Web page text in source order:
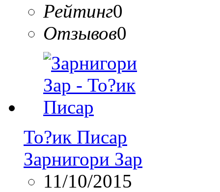
Рейтинг0
Отзывов0
То?ик Писар
Зарнигори Зар
11/10/2015